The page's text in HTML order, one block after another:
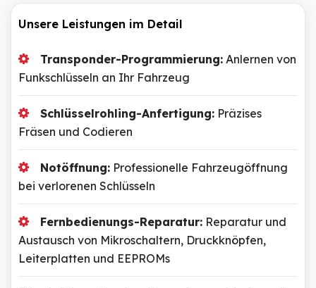
Unsere Leistungen im Detail
Transponder-Programmierung: Anlernen von
Funkschlüsseln an Ihr Fahrzeug
Schlüsselrohling-Anfertigung: Präzises
Fräsen und Codieren
Notöffnung: Professionelle Fahrzeugöffnung
bei verlorenen Schlüsseln
Fernbedienungs-Reparatur: Reparatur und
Austausch von Mikroschaltern, Druckknöpfen,
Leiterplatten und EEPROMs